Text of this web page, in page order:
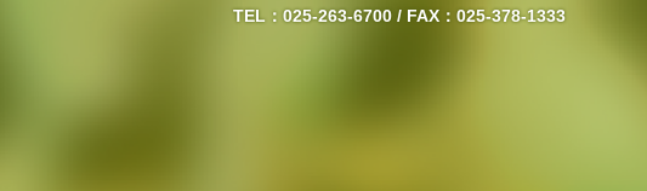
TEL：025-263-6700 / FAX：025-378-1333